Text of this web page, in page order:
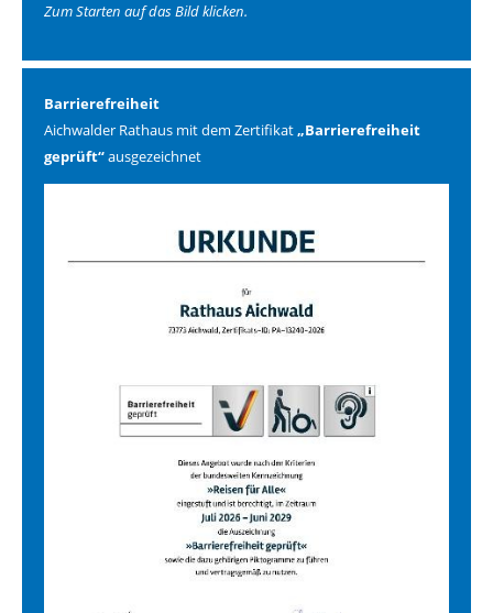
Zum Starten auf das Bild klicken.
Barrierefreiheit
Aichwalder Rathaus mit dem Zertifikat„Barrierefreiheit
geprüft“ausgezeichnet